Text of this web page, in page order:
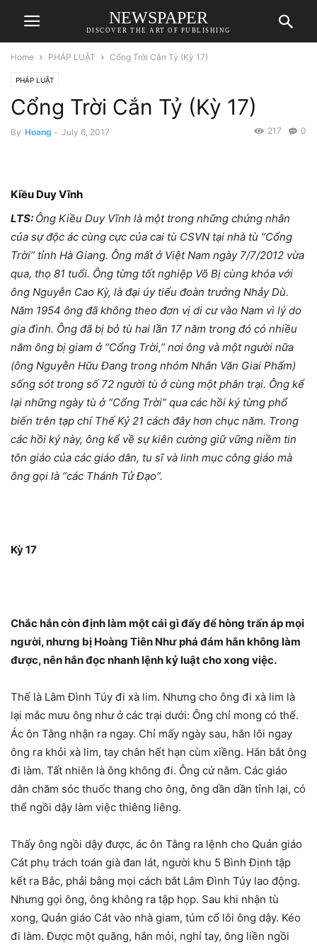
NEWSPAPER
DISCOVER THE ART OF PUBLISHING
Home PHÁP LUẬT Cổng Trời Cắn Tỷ (Kỳ 17)
PHÁP LUẬT
Cổng Trời Cắn Tỷ (Kỳ 17)
By Hoang - July 6, 2017 0
217
Kiều Duy Vĩnh
LTS: Ông Kiều Duy Vĩnh là một trong những chứng nhân
của sự độc ác cùng cực của cai tù CSVN tại nhà tù “Cổng
Trời” tỉnh Hà Giang. Ông mất ở Việt Nam ngày 7/7/2012 vừa
qua, thọ 81 tuổi. Ông từng tốt nghiệp Võ Bị cùng khóa với
ông Nguyễn Cao Kỳ, là đại úy tiểu đoàn trưởng Nhảy Dù.
Năm 1954 ông đã không theo đơn vị di cư vào Nam vì lý do
gia đình. Ông đã bị bỏ tù hai lần 17 năm trong đó có nhiều
năm ông bị giam ở “Cổng Trời,” nơi ông và một người nữa
(ông Nguyễn Hữu Ðang trong nhóm Nhân Văn Giai Phẩm)
sống sót trong số 72 người tù ở cùng một phân trại. Ông kể
lại những ngày tù ở “Cổng Trời” qua các hồi ký từng phổ
biến trên tạp chí Thế Kỷ 21 cách đây hơn chục năm. Trong
các hồi ký này, ông kể về sự kiên cường giữ vững niềm tin
tôn giáo của các giáo dân, tu sĩ và linh mục công giáo mà
ông gọi là “các Thánh Tử Ðạo”.
Kỳ 17
Chắc hắn còn định làm một cái gì đấy để hòng trấn áp mọi
người, nhưng bị Hoàng Tiên Như phá đám hắn không làm
được, nên hắn đọc nhanh lệnh kỷ luật cho xong việc.
Thế là Lâm Ðình Túy đi xà lim. Nhưng cho ông đi xà lim là
lại mắc mưu ông như ở các trại dưới: Ông chỉ mong có thế.
Ác ôn Tằng nhận ra ngay. Chỉ mấy ngày sau, hắn lôi ngay
ông ra khỏi xà lim, tay chân hết hạn cùm xiềng. Hắn bắt ông
đi làm. Tất nhiên là ông không đi. Ông cứ nằm. Các giáo
dân chăm sóc thuốc thang cho ông, ông dần dần tỉnh lại, có
thể ngồi dậy làm việc thiêng liêng.
Thấy ông ngồi dậy được, ác ôn Tằng ra lệnh cho Quản giáo
Cát phụ trách toán già đan lát, người khu 5 Bình Ðịnh tập
kết ra Bắc, phải bằng mọi cách bắt Lâm Ðình Túy lao động.
Nhưng gọi ông, ông không ra tập họp. Sau khi nhận tù
xong, Quản giáo Cát vào nhà giam, túm cổ lôi ông dậy. Kéo
đi làm. Ðược một quãng, hắn mỏi, nghỉ tay, ông liền ngồi